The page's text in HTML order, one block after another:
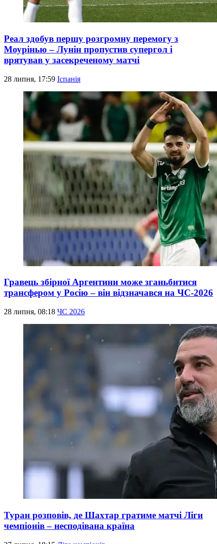
Реал здобув першу розгромну перемогу з
Моурінью – Лунін пропустив супергол і
врятував у засекреченому матчі
28 липня, 17:59 Іспанія
Гравець збірної Аргентини може зганьбитися
трансфером у Росію – він відзначався на ЧС-2026
28 липня, 08:18 ЧС 2026
Туран розповів, де Шахтар гратиме матчі Ліги
чемпіонів – несподівана країна